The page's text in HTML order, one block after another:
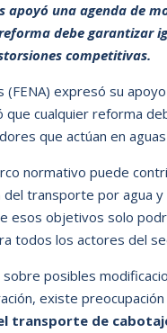
apoyó una agenda de
debe garantizar
competitivas.
expresó su
cualquier reforma
que actúan en
normativo puede
transporte por agua
esos objetivos solo
todos los actores del
posibles
existe
transporte de